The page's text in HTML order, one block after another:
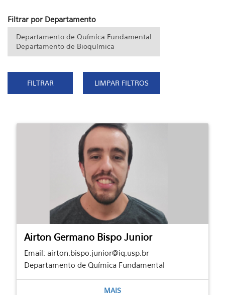
Filtrar por Departamento
Airton Germano Bispo Junior
Email: airton.bispo.junior@iq.usp.br
Departamento de Química Fundamental
MAIS